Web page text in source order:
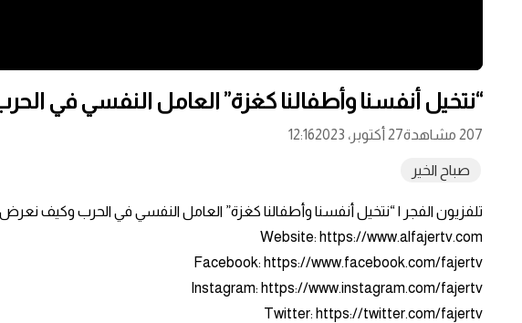
“نتخيل أنفسنا وأطفالنا كغزة” العامل النفسي في
207 مشاهدة 27 أكتوبر، 2023 12:16
صباح الخير
تلفزيون الفجر | “نتخيل أنفسنا وأطفالنا كغزة” العامل النفسي في الحرب وكيف نعرض
Website: https://www.alfajertv.com
Facebook: https://www.facebook.com/fajertv
Instagram: https://www.instagram.com/fajertv
Twitter: https://twitter.com/fajertv